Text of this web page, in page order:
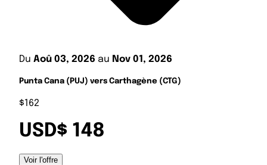
Du Aoû 03, 2026 au Nov 01, 2026
Punta Cana (PUJ) vers Carthagène (CTG)
$162
USD$ 148
Voir l'offre